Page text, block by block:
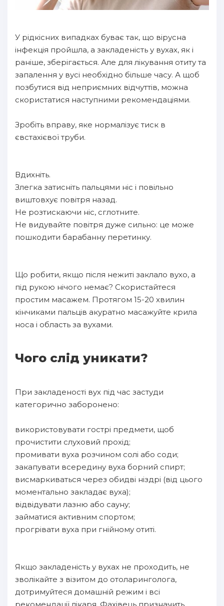
У рідкісних випадках буває так, що вірусна
інфекція пройшла, а закладеність у вухах, як і
раніше, зберігається. Але для лікування отиту та
запалення у вусі необхідно більше часу. А щоб
позбутися від неприємних відчуттів, можна
скористатися наступними рекомендаціями.
Зробіть вправу, яке нормалізує тиск в
євстахієвої труби.
Вдихніть.
Злегка затисніть пальцями ніс і повільно
виштовхує повітря назад.
Не розтискаючи ніс, сглотните.
Не видувайте повітря дуже сильно: це може
пошкодити барабанну перетинку.
Що робити, якщо після нежиті заклало вухо, а
під рукою нічого немає? Скористайтеся
простим масажем. Протягом 15-20 хвилин
кінчиками пальців акуратно масажуйте крила
носа і область за вухами.
Чого слід уникати?
При закладеності вух під час застуди
категорично заборонено:
використовувати гострі предмети, щоб
прочистити слуховий прохід;
промивати вуха розчином солі або соди;
закапувати всередину вуха борний спирт;
висмаркиваться через обидві ніздрі (від цього
моментально закладає вуха);
відвідувати лазню або сауну;
займатися активним спортом;
прогрівати вуха при гнійному отиті.
Якщо закладеність у вухах не проходить, не
зволікайте з візитом до отоларинголога,
дотримуйтеся домашній режим і всі